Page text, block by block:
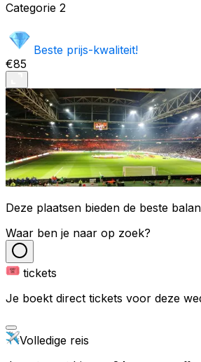
Categorie 2
Beste prijs-kwaliteit!
€85
Deze plaatsen bieden de beste
Waar ben je naar op zoek?
tickets
Je boekt direct tickets voor deze
Volledige reis